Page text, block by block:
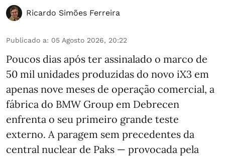
Ricardo Simões Ferreira
Publicado a: 05 Agosto 2026, 20:22
Poucos dias após ter assinalado o marco de
50 mil unidades produzidas do novo iX3 em
apenas nove meses de operação comercial, a
fábrica do BMW Group em Debrecen
enfrenta o seu primeiro grande teste
externo. A paragem sem precedentes da
central nuclear de Paks — provocada pela